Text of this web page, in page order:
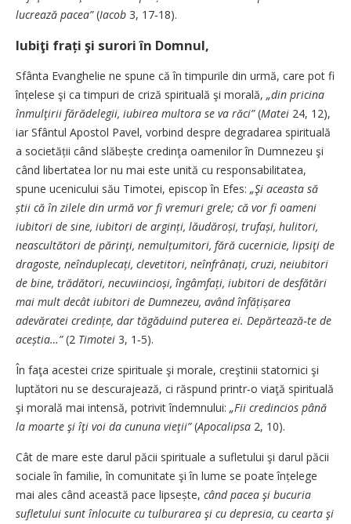
lucrează pacea”(Iacob 3, 17‑18).
Iubiţi frați şi surori în Domnul,
Sfânta Evanghelie ne spune că în timpurile din urmă, care pot fi
înțelese şi ca timpuri de criză spirituală şi morală, „din pricina
înmulţirii fărădelegii, iubirea multora se va răci”(Matei 24, 12),
iar Sfântul Apostol Pavel, vorbind despre degradarea spirituală
a societății când slăbește credinţa oamenilor în Dumnezeu şi
când libertatea lor nu mai este unită cu responsabilitatea,
spune ucenicului său Timotei, episcop în Efes: „Şi aceasta să
știi că în zilele din urmă vor fi vremuri grele; că vor fi oameni
iubitori de sine, iubitori de arginți, lăudăroși, trufași, hulitori,
neascultători de părinţi, nemulțumitori, fără cucernicie, lipsiţi de
dragoste, ne­în­du­plecați, clevetitori, neînfrânați, cruzi, neiubitori
de bine, trădători, necuviincioși, îngâmfați, iubitori de desfătări
mai mult decât iubitori de Dumnezeu, având în­fă­ți­șarea
adevăratei credințe, dar tăgăduind puterea ei. Depărtează‑te de
aceștia…”(2 Timotei 3, 1‑5).
În faţa acestei crize spirituale şi morale, creştinii statornici şi
luptători nu se descurajează, ci răspund printr‑o viaţă spirituală
şi morală mai intensă, potrivit îndemnului: „Fii credincios până
la moarte şi îţi voi da cununa vieţii”(Apocalipsa 2, 10).
Cât de mare este darul păcii spirituale a sufletului şi darul păcii
sociale în familie, în comunitate şi în lume se poate înțelege
mai ales când această pace lipsește, când pacea şi bucuria
sufletului sunt înlocuite cu tulburarea şi cu depresia, cu cearta şi